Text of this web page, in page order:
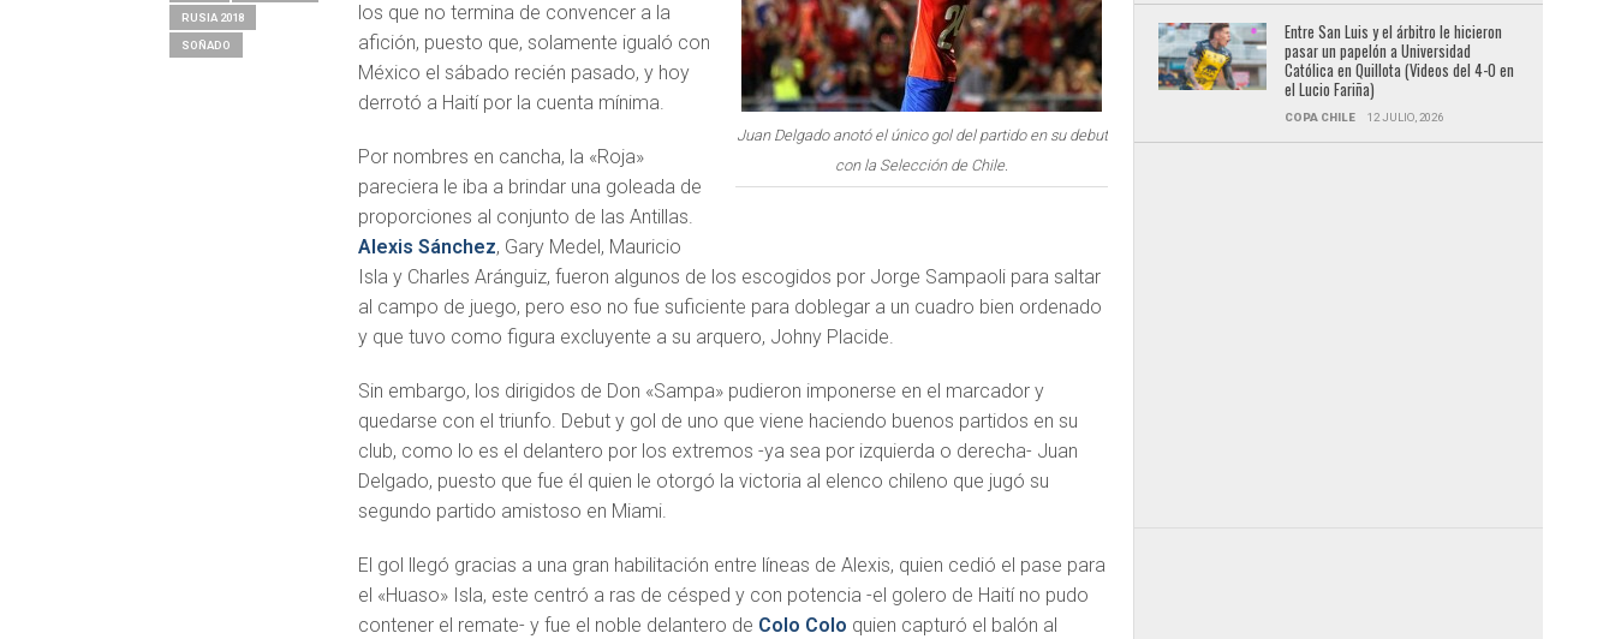
Juan Delgado anotó el único gol del partido en su debut
con la Selección de Chile.
los que no termina de convencer a la
afición, puesto que, solamente igualó con
México el sábado recién pasado, y hoy
derrotó a Haití por la cuenta mínima.
Por nombres en cancha, la «Roja»
pareciera le iba a brindar una goleada de
proporciones al conjunto de las Antillas.
Alexis Sánchez, Gary Medel, Mauricio
Isla y Charles Aránguiz, fueron algunos de los escogidos por Jorge Sampaoli para saltar
al campo de juego, pero eso no fue suficiente para doblegar a un cuadro bien ordenado
y que tuvo como figura excluyente a su arquero, Johny Placide.
Sin embargo, los dirigidos de Don «Sampa» pudieron imponerse en el marcador y
quedarse con el triunfo. Debut y gol de uno que viene haciendo buenos partidos en su
club, como lo es el delantero por los extremos -ya sea por izquierda o derecha- Juan
Delgado, puesto que fue él quien le otorgó la victoria al elenco chileno que jugó su
segundo partido amistoso en Miami.
El gol llegó gracias a una gran habilitación entre líneas de Alexis, quien cedió el pase para
el «Huaso» Isla, este centró a ras de césped y con potencia -el golero de Haití no pudo
contener el remate- y fue el noble delantero de Colo Colo quien capturó el balón al
RUSIA 2018
SOÑADO
Entre San Luis y el árbitro le hicieron
pasar un papelón a Universidad
Católica en Quillota (Videos del 4-0 en
el Lucio Fariña)
COPA CHILE 12 JULIO, 2026